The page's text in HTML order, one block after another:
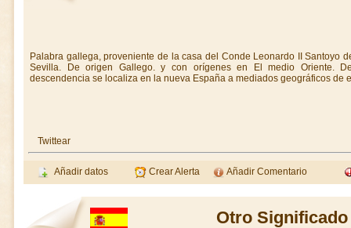
Palabra gallega, proveniente de la casa del Conde Leonardo II Santoyo
Sevilla. De origen Gallego. y con orígenes en El medio Oriente.
descendencia se localiza en la nueva España a mediados geográficos de
Twittear
Añadir datos Crear Alerta Añadir Comentario
Otro